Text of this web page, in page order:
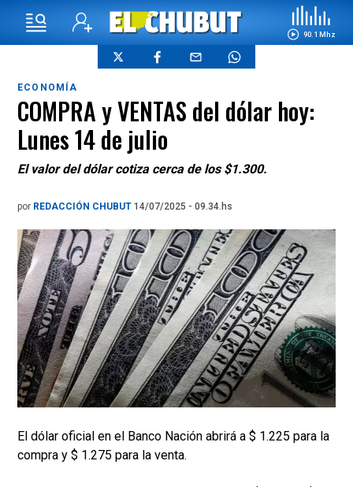
90.1 Mhz
ECONOMÍA
COMPRA y VENTAS del dólar hoy:
Lunes 14 de julio
El valor del dólar cotiza cerca de los $1.300.
por REDACCIÓN CHUBUT 14/07/2025 - 09.34.hs
El dólar oficial en el Banco Nación abrirá a $ 1.225 para la
compra y $ 1.275 para la venta.